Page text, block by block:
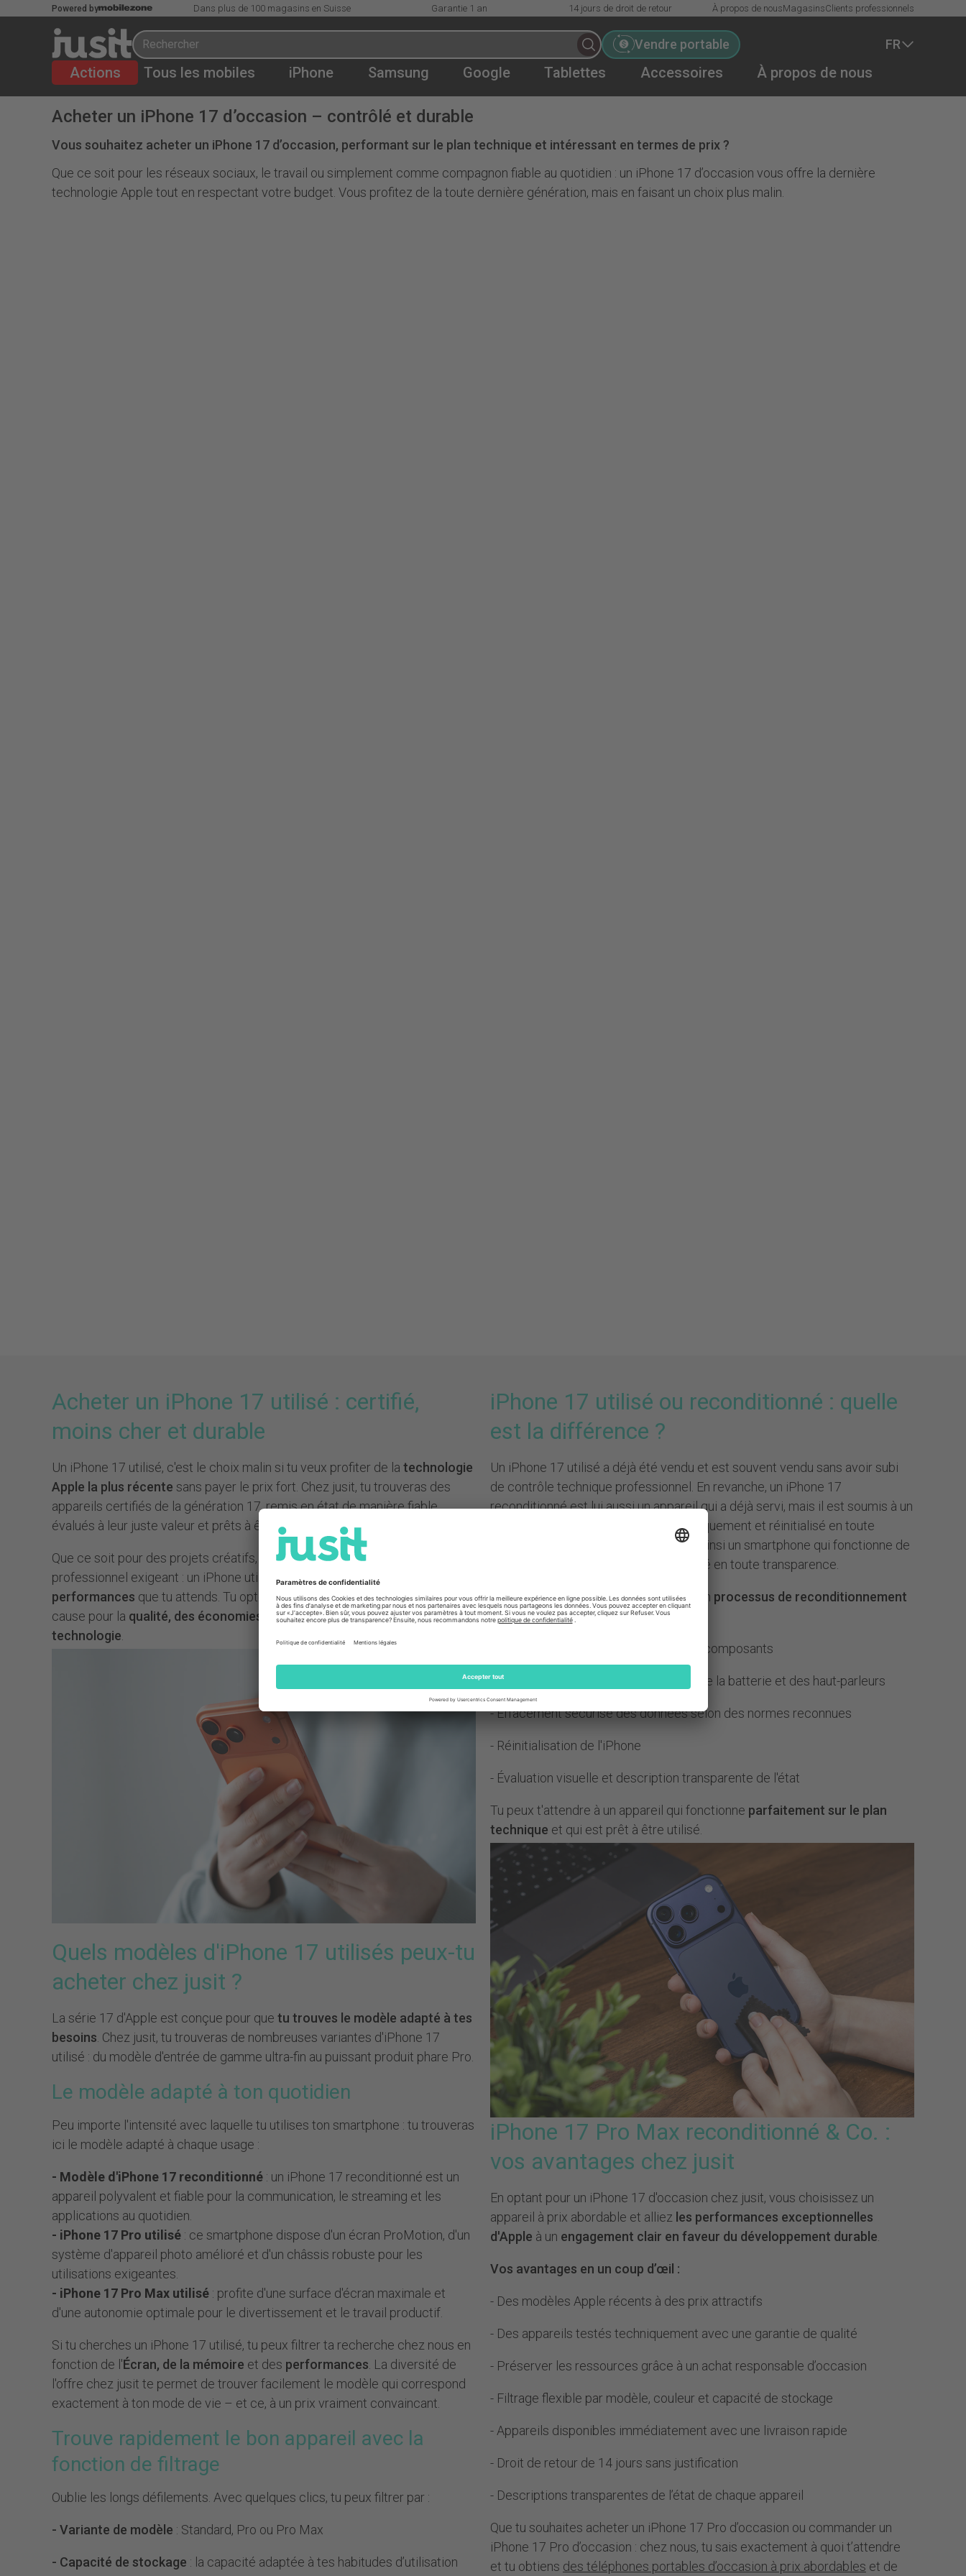
Powered by Dans plus de 100 magasins en Suisse Garantie 1 an 14 jours de droit de retour À propos de nousMagasinsClients professionnels
Vendre portable FR
Actions Tous les mobiles iPhone Samsung Google Tablettes Accessoires À propos de nous
Acheter un iPhone 17 d’occasion – contrôlé et durable
Vous souhaitez acheter un iPhone 17 d’occasion, performant sur le plan technique et intéressant en termes de prix ?
Que ce soit pour les réseaux sociaux, le travail ou simplement comme compagnon fiable au quotidien : un iPhone 17 d’occasion vous offre la dernière
technologie Apple tout en respectant votre budget. Vous profitez de la toute dernière génération, mais en faisant un choix plus malin.
Acheter un iPhone 17 utilisé : certifié,
moins cher et durable
Un iPhone 17 utilisé, c'est le choix malin si tu veux profiter de la technologie
Apple la plus récente sans payer le prix fort. Chez jusit, tu trouveras des
appareils certifiés de la génération 17, remis en état de manière fiable,
évalués à leur juste valeur et prêts à être expédiés immédiatement.
Que ce soit pour des projets créatifs, les réseaux sociaux ou un quotidien
professionnel exigeant : un iPhone utilisé de la série actuelle t'offre les
performances que tu attends. Tu optes ainsi en toute connaissance de
cause pour la qualité, des économies et uneutilisation plus durable de la
technologie
Quels modèles d'iPhone 17 utilisés peux-tu
acheter chez jusit ?
La série 17 d'Apple est conçue pour que tu trouves le modèle adapté à tes
besoins. Chez jusit, tu trouveras de nombreuses variantes d'iPhone 17
utilisé : du modèle d'entrée de gamme ultra-fin au puissant produit phare Pro.
Le modèle adapté à ton quotidien
Peu importe l'intensité avec laquelle tu utilises ton smartphone : tu trouveras
ici le modèle adapté à chaque usage :
- Modèle d'iPhone 17 reconditionné : un iPhone 17 reconditionné est un
appareil polyvalent et fiable pour la communication, le streaming et les
applications au quotidien.
- iPhone 17 Pro utilisé : ce smartphone dispose d'un écran ProMotion, d'un
système d'appareil photo amélioré et d'un châssis robuste pour les
utilisations exigeantes.
- iPhone 17 Pro Max utilisé : profite d'une surface d'écran maximale et
d'une autonomie optimale pour le divertissement et le travail productif.
Si tu cherches un iPhone 17 utilisé, tu peux filtrer ta recherche chez nous en
fonction de l'Écran, de la mémoire et des performances. La diversité de
l'offre chez jusit te permet de trouver facilement le modèle qui correspond
exactement à ton mode de vie – et ce, à un prix vraiment convaincant.
Trouve rapidement le bon appareil avec la
fonction de filtrage
Oublie les longs défilements. Avec quelques clics, tu peux filtrer par :
- Variante de modèle : Standard, Pro ou Pro Max
- Capacité de stockage : la capacité adaptée à tes habitudes d’utilisation
iPhone 17 utilisé ou reconditionné : quelle
est la différence ?
Un iPhone 17 utilisé a déjà été vendu et est souvent vendu sans avoir subi
de contrôle technique professionnel. En revanche, un iPhone 17
reconditionné est lui aussi un appareil qui a déjà servi, mais il est soumis à un
contrôle complet, remis en état techniquement et réinitialisé en toute
sécurité avant d'être vendu. Tu reçois ainsi un smartphone qui fonctionne de
manière fiable et dont l'état a été évalué en toute transparence.
Chez jusit, chaque appareil passe par un processus de reconditionnement
en plusieurs étapes:
- Test fonctionnel complet de tous les composants
- Vérification de la caméra, de l'Écran, de la batterie et des haut-parleurs
- Effacement sécurisé des données selon des normes reconnues
- Réinitialisation de l'iPhone
- Évaluation visuelle et description transparente de l'état
Tu peux t'attendre à un appareil qui fonctionne parfaitement sur le plan
technique et qui est prêt à être utilisé.
iPhone 17 Pro Max reconditionné & Co. :
vos avantages chez jusit
En optant pour un iPhone 17 d'occasion chez jusit, vous choisissez un
appareil à prix abordable et alliez les performances exceptionnelles
d'Apple à un engagement clair en faveur du développement durable.
Vos avantages en un coup d’œil :
- Des modèles Apple récents à des prix attractifs
- Des appareils testés techniquement avec une garantie de qualité
- Préserver les ressources grâce à un achat responsable d’occasion
- Filtrage flexible par modèle, couleur et capacité de stockage
- Appareils disponibles immédiatement avec une livraison rapide
- Droit de retour de 14 jours sans justification
- Descriptions transparentes de l’état de chaque appareil
Que tu souhaites acheter un iPhone 17 Pro d’occasion ou commander un
iPhone 17 Pro d’occasion : chez nous, tu sais exactement à quoi t’attendre
et tu obtiens des téléphones portables d’occasion à prix abordables et de